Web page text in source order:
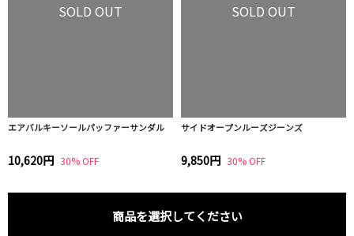
SOLD OUT
エアバルキーソールパッファーサンダル
10,620円 30% OFF
SOLD OUT
サイドオープンルーズジーンズ
9,850円 30% OFF
商品を選択してください